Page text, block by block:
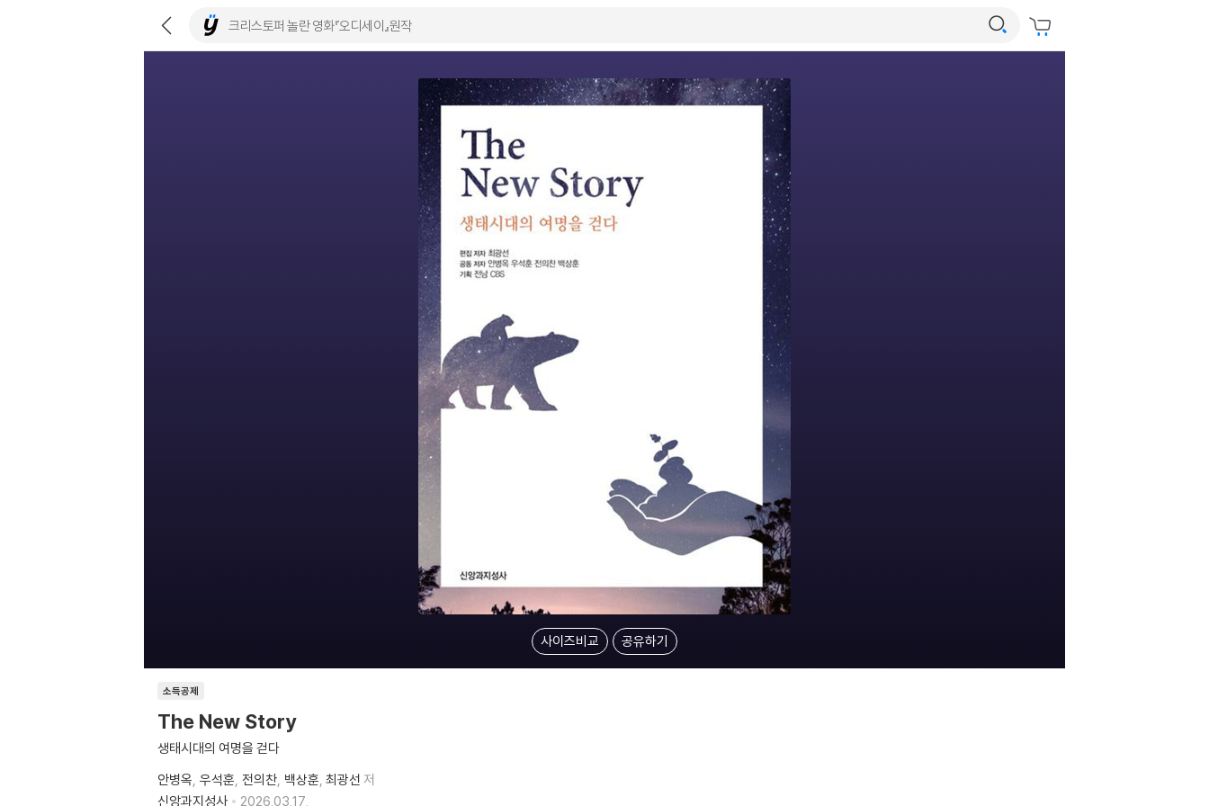
사이즈비교 공유하기
소득공제
The New Story
생태시대의 여명을 걷다
안병옥 우석훈 전의찬 백상훈 최광선 저
신앙과지성사
2026.03.17.